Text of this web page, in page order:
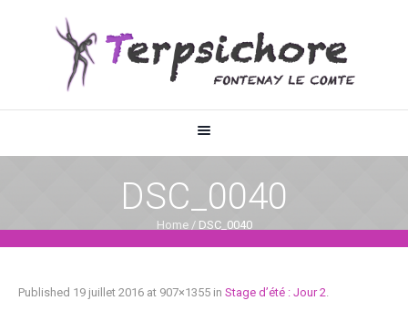
DSC_0040
Home / DSC_0040
Published 19 juillet 2016 at 907×1355 in Stage d’été : Jour 2.